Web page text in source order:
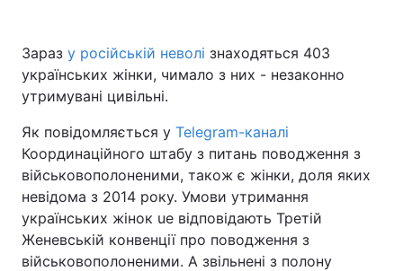
Україна Політика
Економіка
Спорт Наука
Техно і зв'язок Лайт
Зброя Інциденти
Здоров'я Туризм
Зараз у російській неволі знаходяться 403
українських жінки, чимало з них - незаконно
утримувані цивільні.
Як повідомляється у Telegram-каналі
Координаційного штабу з питань поводження з
військовополоненими, також є жінки, доля яких
невідома з 2014 року. Умови утримання
українських жінок uе відповідають Третій
Женевській конвенції про поводження з
військовополоненими. А звільнені з полону